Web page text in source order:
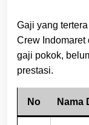
Gaji yang
Crew Indomaret
gaji pokok,
prestasi.
No Nama